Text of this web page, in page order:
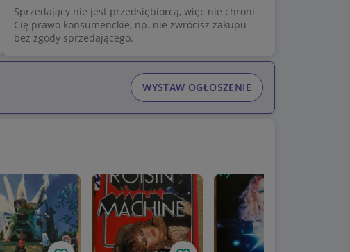
Sprzedający nie jest przedsiębiorcą, więc nie chroni
Cię prawo konsumenckie, np. nie zwrócisz zakupu
bez zgody sprzedającego.
WYSTAW OGŁOSZENIE